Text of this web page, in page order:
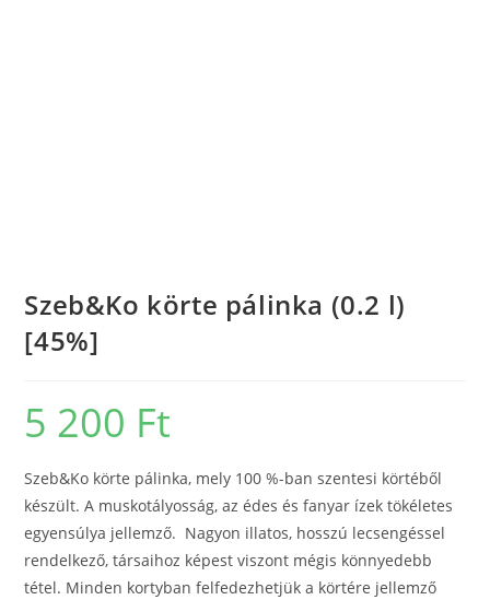
Szeb&Ko körte pálinka (0.2 l)
[45%]
5 200 Ft
Szeb&Ko körte pálinka, mely 100 %-ban szentesi körtéből
készült. A muskotályosság, az édes és fanyar ízek tökéletes
egyensúlya jellemző. Nagyon illatos, hosszú lecsengéssel
rendelkező, társaihoz képest viszont mégis könnyedebb
tétel. Minden kortyban felfedezhetjük a körtére jellemző